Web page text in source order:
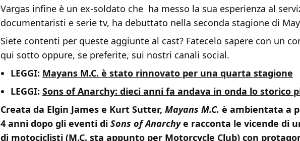
Vargas infine è un ex-soldato che ha messo la sua esperienza al
documentaristi e serie tv, ha debuttato nella seconda stagione di
Siete contenti per queste aggiunte al cast? Fatecelo sapere con un
qui sotto oppure, se preferite, sui nostri canali social.
LEGGI: Mayans M.C. è stato rinnovato per una quarta stagione
LEGGI: Sons of Anarchy: dieci anni fa andava in onda lo storico
Creata da Elgin James e Kurt Sutter, Mayans M.C. è ambientata a
4 anni dopo gli eventi di Sons of Anarchye racconta le vicende di
di motociclisti (M.C. sta appunto per Motorcycle Club) con